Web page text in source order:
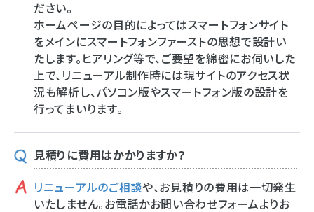
ださい。
ホームページの目的によってはスマートフォンサイト
をメインにスマートフォンファーストの思想で設計い
たします。ヒアリング等で、ご要望を綿密にお伺いした
上で、リニューアル制作時には現サイトのアクセス状
況も解析し、パソコン版やスマートフォン版の設計を
行ってまいります。
見積りに費用はかかりますか？
リニューアルのご相談や、お見積りの費用は一切発生
いたしません。お電話かお問い合わせフォームよりお